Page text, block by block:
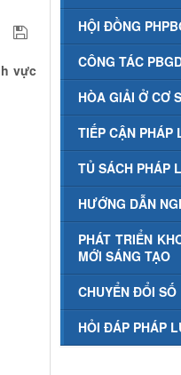
vực
HỘI ĐỒNG
CÔNG TÁC
HÒA GIẢI Ở CƠ
TIẾP CẬN PHÁP
TỦ SÁCH PHÁP
HƯỚNG DẪN
PHÁT TRIỂN
MỚI SÁNG TẠO
CHUYỂN ĐỔI SỐ
HỎI ĐÁP PHÁP